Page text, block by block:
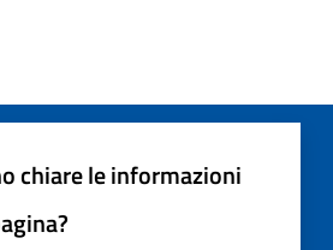
chiare le informazioni